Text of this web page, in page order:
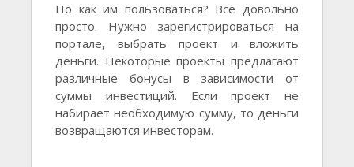
Но как им пользоваться? Все довольно
просто. Нужно зарегистрироваться на
портале, выбрать проект и вложить
деньги. Некоторые проекты предлагают
различные бонусы в зависимости от
суммы инвестиций. Если проект не
набирает необходимую сумму, то деньги
возвращаются инвесторам.